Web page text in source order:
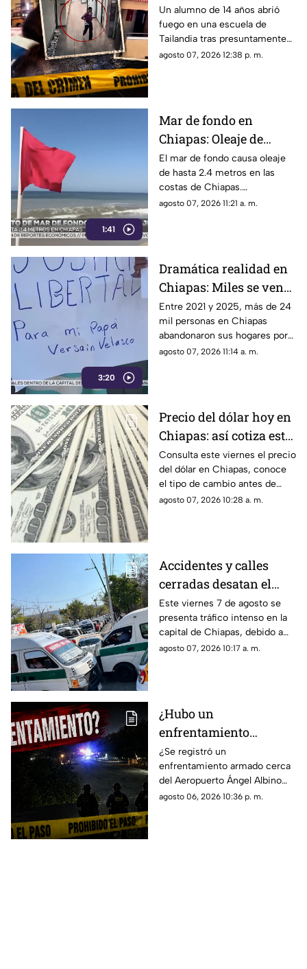
14 años mata a cinco
profesores, a sus
abuelos y deja decenas
de heridos
Un alumno de 14 años abrió
fuego en una escuela de
Tailandia tras presuntamente
matar a sus abuelos. El ataque
agosto 07, 2026 12:38 p. m.
1:41
Mar de fondo en
Chiapas: Oleaje de
hasta 2.4 metros alerta
a las costas del estado
El mar de fondo causa oleaje
de hasta 2.4 metros en las
costas de Chiapas.
Autoridades reportan 9
agosto 07, 2026 11:21 a. m.
3:20
Dramática realidad en
Chiapas: Miles se ven
obligados a huir de sus
comunidades por la
violencia
Entre 2021 y 2025, más de 24
mil personas en Chiapas
abandonaron sus hogares por
la violencia. El Centro de
agosto 07, 2026 11:14 a. m.
Precio del dólar hoy en
Chiapas: así cotiza este
viernes 7 de agosto de
2026
Consulta este viernes el precio
del dólar en Chiapas, conoce
el tipo de cambio antes de
comprar o vender divisas
agosto 07, 2026 10:28 a. m.
Accidentes y calles
cerradas desatan el
tráfico en Tuxtla
Gutiérrez este viernes
Este viernes 7 de agosto se
presenta tráfico intenso en la
capital de Chiapas, debido a
accidentes, calles cerradas y
agosto 07, 2026 10:17 a. m.
¿Hubo un
enfrentamiento
armado en el
aeropuerto Ángel
Albino Corzo? Esto
dijeron las autoridades
¿Se registró un
enfrentamiento armado cerca
del Aeropuerto Ángel Albino
Corzo? Autoridades
agosto 06, 2026 10:36 p. m.